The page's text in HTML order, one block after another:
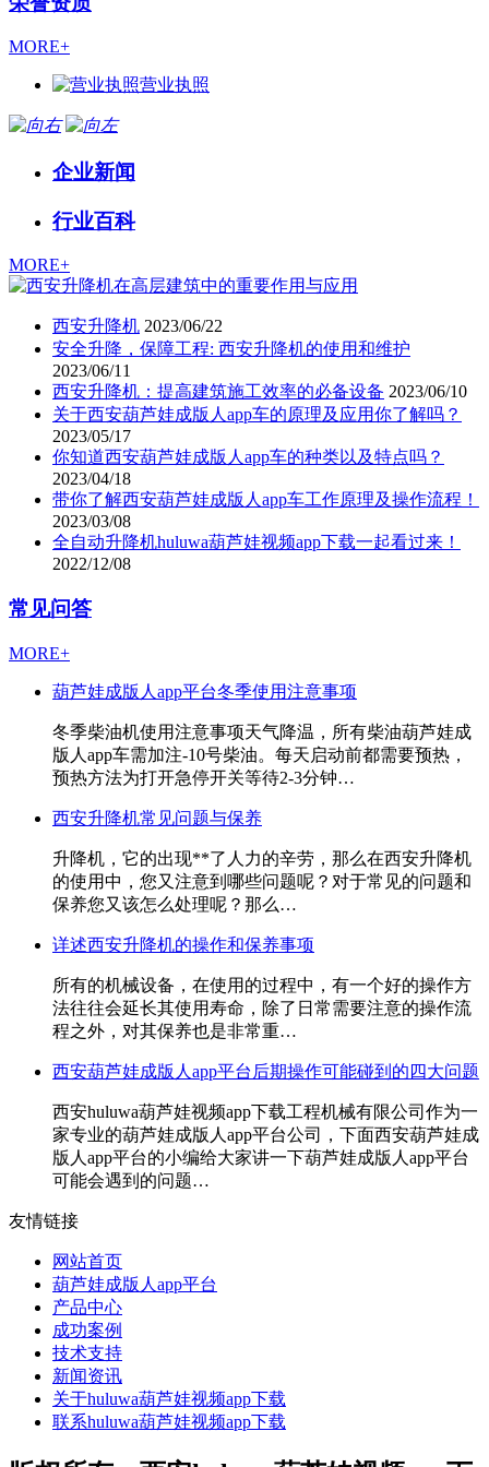
MORE+
营业执照
企业新闻
行业百科
MORE+
西安升降机 2023/06/22
安全升降，保障工程: 西安升降机的使用和维护
2023/06/11
西安升降机：提高建筑施工效率的必备设备 2023/06/10
关于西安葫芦娃成版人app车的原理及应用你了解吗？
2023/05/17
你知道西安葫芦娃成版人app车的种类以及特点吗？
2023/04/18
带你了解西安葫芦娃成版人app车工作原理及操作流程！
2023/03/08
全自动升降机huluwa葫芦娃视频app下载一起看过来！
2022/12/08
常见问答
MORE+
葫芦娃成版人app平台冬季使用注意事项
冬季柴油机使用注意事项天气降温，所有柴油葫芦娃成
版人app车需加注-10号柴油。每天启动前都需要预热，
预热方法为打开急停开关等待2-3分钟…
西安升降机常见问题与保养
升降机，它的出现**了人力的辛劳，那么在西安升降机
的使用中，您又注意到哪些问题呢？对于常见的问题和
保养您又该怎么处理呢？那么…
详述西安升降机的操作和保养事项
所有的机械设备，在使用的过程中，有一个好的操作方
法往往会延长其使用寿命，除了日常需要注意的操作流
程之外，对其保养也是非常重…
西安葫芦娃成版人app平台后期操作可能碰到的四大问题
西安huluwa葫芦娃视频app下载工程机械有限公司作为一
家专业的葫芦娃成版人app平台公司，下面西安葫芦娃成
版人app平台的小编给大家讲一下葫芦娃成版人app平台
可能会遇到的问题…
友情链接
网站首页
葫芦娃成版人app平台
产品中心
成功案例
技术支持
新闻资讯
关于huluwa葫芦娃视频app下载
联系huluwa葫芦娃视频app下载